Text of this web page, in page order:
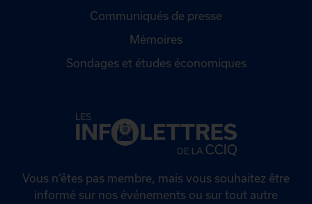
Communiqués de presse
Mémoires
Sondages et études économiques
Vous n’êtes pas membre, mais vous souhaitez être
informé sur nos événements ou sur tout autre